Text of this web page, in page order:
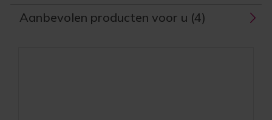
Aanbevolen producten voor u (4)